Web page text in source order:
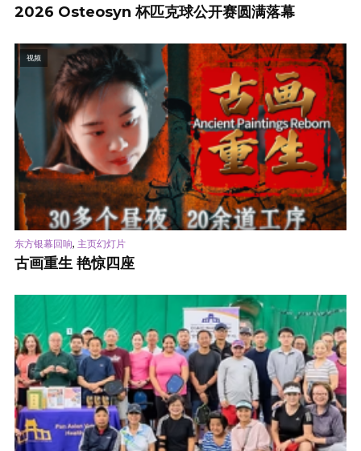
2026 Osteosyn 杯匹克球公开赛圆满落幕
视频
东方银幕回响, 主页幻灯片
古画重生 艳惊四座